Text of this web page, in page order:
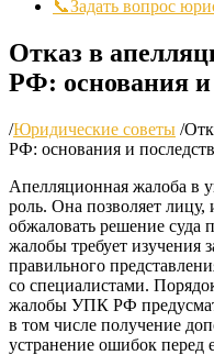
📞Задать вопрос
Отказ в
РФ: основания и
/Юридические советы /
РФ: основания и
Апелляционная жалоба в
роль. Она позволяет
обжаловать решение суда
жалобы требует изучения
правильного
со специалистами.
жалобы УПК РФ
в том числе получение
устранение ошибок перед